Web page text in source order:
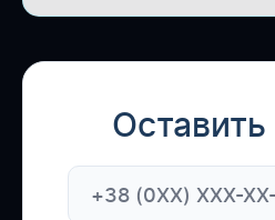
Оставить